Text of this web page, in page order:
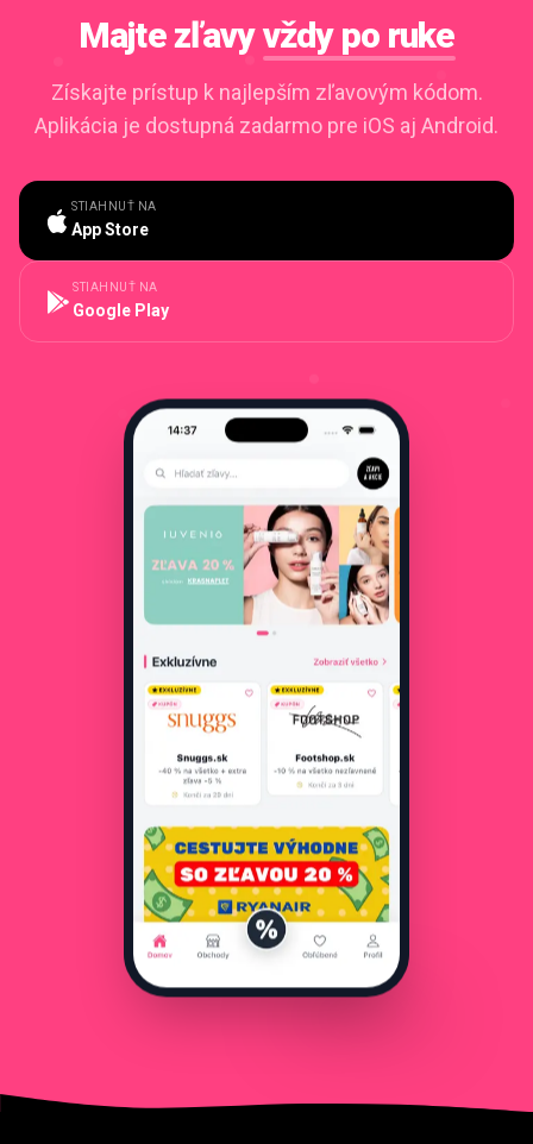
Majte zľavyvždy po ruke
Získajte prístup k najlepším zľavovým kódom.
Aplikácia je dostupná zadarmo pre iOS aj Android.
STIAHNUŤ NA
App Store
STIAHNUŤ NA
Google Play